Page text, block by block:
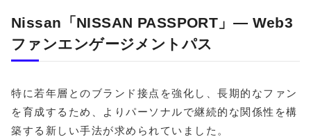
Nissan「NISSAN PASSPORT」― Web3
ファンエンゲージメントパス
特に若年層とのブランド接点を強化し、長期的なファン
を育成するため、よりパーソナルで継続的な関係性を構
築する新しい手法が求められていました。